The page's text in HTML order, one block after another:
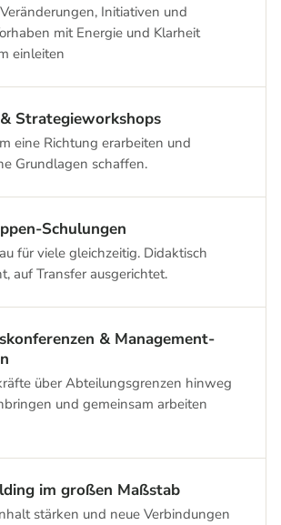
Initiativen und
mit Energie und Klarheit
einleiten
&Strategieworkshops
eine Richtung erarbeiten und
Grundlagen schaffen.
Schulungen
für viele gleichzeitig. Didaktisch
auf Transfer ausgerichtet.
&Management-
über Abteilungsgrenzen hinweg
und gemeinsam arbeiten
im großen Maßstab
stärken und neue Verbindungen